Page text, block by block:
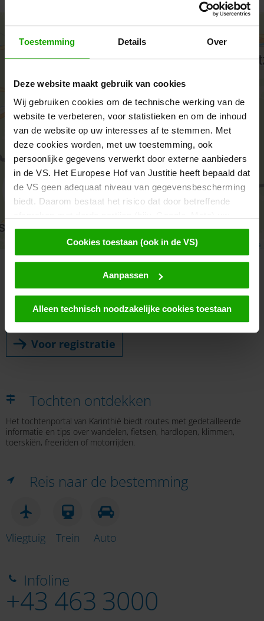
Toestemming Details Over
Deze website maakt gebruik van cookies
Wij gebruiken cookies om de technische werking van de
website te verbeteren, voor statistieken en om de inhoud
van de website op uw interesses af te stemmen. Met
deze cookies worden, met uw toestemming, ook
persoonlijke gegevens verwerkt door externe aanbieders
in de VS. Het Europese Hof van Justitie heeft bepaald dat
de VS geen adequaat niveau van gegevensbescherming
biedt. Daarom bestaat het risico dat door betreffende
gegevens voor controle- en toezichtsdoeleinden
toegankelijk zijn voor Amerikaanse autoriteiten en daar
geen effectieve rechtsmiddelen tegen beschikbaar zijn.
Door op 'Cookies accepteren' te klikken, stemt u ermee
in dat cookies door ons en door derden (ook in de VS)
geanonimiseerd doorgegeven. Meer informatie over
ons privacybeleid.
Cookies toestaan (ook in de VS)
Aanpassen
Alleen technisch noodzakelijke cookies toestaan
aktivieren
+
Leaflet|© OpenMapTiles© OpenStreetMap contributors
e-magazine aan, de newsletter uit Karinthië!
Voor registratie
Tochten ontdekken
Het tochtenportal van Karinthië biedt routes met gedetailleerde
informatie en tips over wandelen, fietsen, hardlopen, klimmen,
toerskiën, freeriden of motorrijden.
Reis naar de bestemming
Vliegtuig Trein Auto
Infoline
+43 463 3000